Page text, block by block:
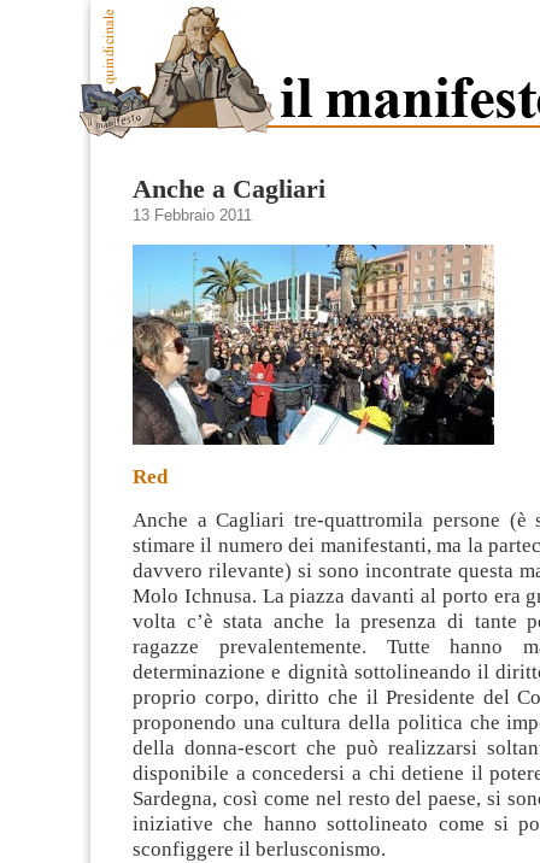
Anche a Cagliari
13 Febbraio 2011
Red
Anche a Cagliari tre-quattromila persone (è
stimare il numero dei manifestanti, ma la
davvero rilevante) si sono incontrate questa
Molo Ichnusa. La piazza davanti al porto era
volta c’è stata anche la presenza di tante
ragazze prevalentemente. Tutte hanno
determinazione e dignità sottolineando il
proprio corpo, diritto che il Presidente del
proponendo una cultura della politica che
della donna-escort che può realizzarsi
disponibile a concedersi a chi detiene il
Sardegna, così come nel resto del paese, si
iniziative che hanno sottolineato come si
sconfiggere il berlusconismo.